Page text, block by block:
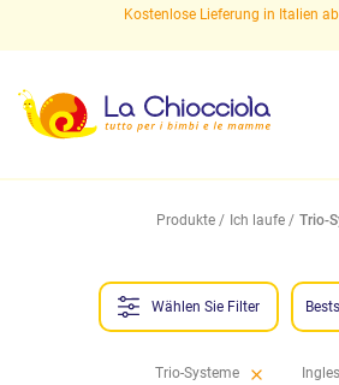
Kostenlose Lieferung in Italien
Produkte Ich laufe Trio-
Wählen Sie Filter
Trio-Systeme